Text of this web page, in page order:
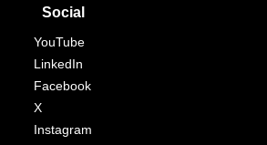
Social
YouTube
LinkedIn
Facebook
X
Instagram